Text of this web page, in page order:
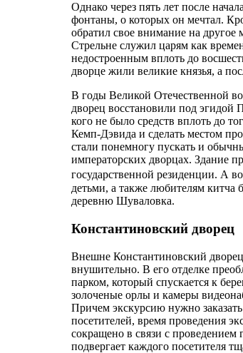
Однако через пять лет после
фонтаны, о которых он мечтал.
обратил свое внимание на
Стрельне служил царям как
недостроенным вплоть до
дворце жили великие князья, а
В годы Великой Отечественной
дворец восстановили под эгидой
кого не было средств вплоть до
Кемп-Дэвида и сделать местом
стали понемногу пускать и
императорских дворцах. Здание
государственной резиденции. А
детьми, а также любителям китча
деревню Шуваловка.
Константиновский дворец
Внешне Константиновский
внушительно. В его отделке
парком, который спускается к
золоченые орлы и камеры
Причем экскурсию нужно
посетителей, время проведения
сокращено в связи с проведением
подвергает каждого посетителя